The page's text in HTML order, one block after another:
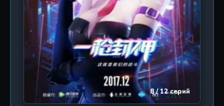
человеческой стойкости, силе выбора и
способности любить Родину, даже если она не та,
где ты родился. Каждая серия пропитана духом
времени: пыльные дороги Маньчжурии, стальные
нервы сражений, тихие моменты солдатской
дружбы и горький привкус утрат.
8 / 12 серий